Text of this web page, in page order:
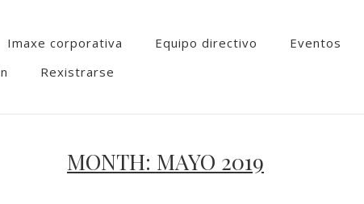
Imaxe corporativa Equipo directivo Eventos
Rexistrarse
MONTH: MAYO 2019